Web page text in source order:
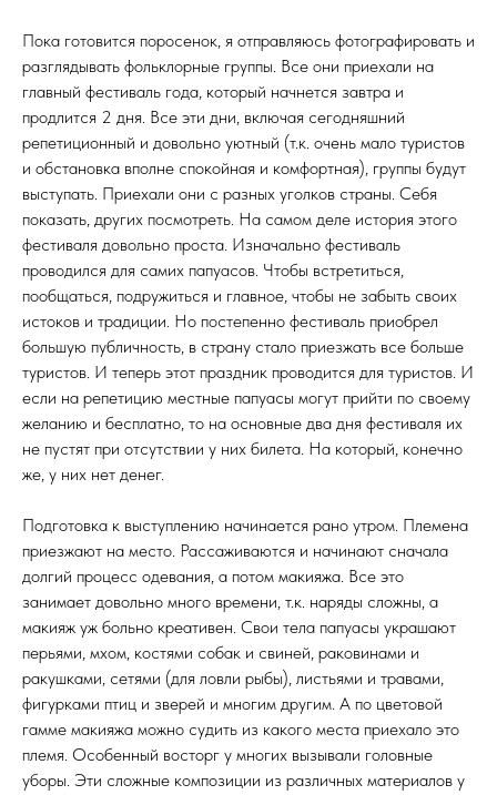
Пока готовится поросенок, я отправляюсь фотографировать и
разглядывать фольклорные группы. Все они приехали на
главный фестиваль года, который начнется завтра и
продлится 2 дня. Все эти дни, включая сегодняшний
репетиционный и довольно уютный (т.к. очень мало туристов
и обстановка вполне спокойная и комфортная), группы будут
выступать. Приехали они с разных уголков страны. Себя
показать, других посмотреть. На самом деле история этого
фестиваля довольно проста. Изначально фестиваль
проводился для самих папуасов. Чтобы встретиться,
пообщаться, подружиться и главное, чтобы не забыть своих
истоков и традиции. Но постепенно фестиваль приобрел
большую публичность, в страну стало приезжать все больше
туристов. И теперь этот праздник проводится для туристов. И
если на репетицию местные папуасы могут прийти по своему
желанию и бесплатно, то на основные два дня фестиваля их
не пустят при отсутствии у них билета. На который, конечно
же, у них нет денег.
Подготовка к выступлению начинается рано утром. Племена
приезжают на место. Рассаживаются и начинают сначала
долгий процесс одевания, а потом макияжа. Все это
занимает довольно много времени, т.к. наряды сложны, а
макияж уж больно креативен. Свои тела папуасы украшают
перьями, мхом, костями собак и свиней, раковинами и
ракушками, сетями (для ловли рыбы), листьями и травами,
фигурками птиц и зверей и многим другим. А по цветовой
гамме макияжа можно судить из какого места приехало это
племя. Особенный восторг у многих вызывали головные
уборы. Эти сложные композиции из различных материалов у